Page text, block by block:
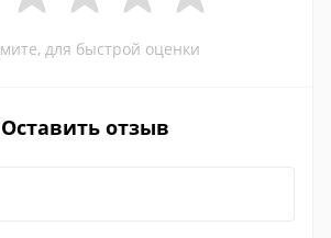
для быстрой оценки
Оставить отзыв